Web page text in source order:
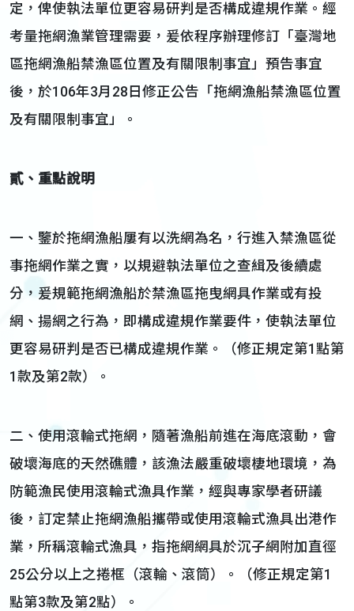
定，俾使執法單位更容易研判是否構成違規作業。經
考量拖網漁業管理需要，爰依程序辦理修訂「臺灣地
區拖網漁船禁漁區位置及有關限制事宜」預告事宜
後，於106年3月28日修正公告「拖網漁船禁漁區位置
及有關限制事宜」。
貳、重點說明
一、鑒於拖網漁船屢有以洗網為名，行進入禁漁區從
事拖網作業之實，以規避執法單位之查緝及後續處
分，爰規範拖網漁船於禁漁區拖曳網具作業或有投
網、揚網之行為，即構成違規作業要件，使執法單位
更容易研判是否已構成違規作業。（修正規定第1點第
1款及第2款）。
二、使用滾輪式拖網，隨著漁船前進在海底滾動，會
破壞海底的天然礁體，該漁法嚴重破壞棲地環境，為
防範漁民使用滾輪式漁具作業，經與專家學者研議
後，訂定禁止拖網漁船攜帶或使用滾輪式漁具出港作
業，所稱滾輪式漁具，指拖網網具於沉子網附加直徑
25公分以上之捲框（滾輪、滾筒）。（修正規定第1
點第3款及第2點）。